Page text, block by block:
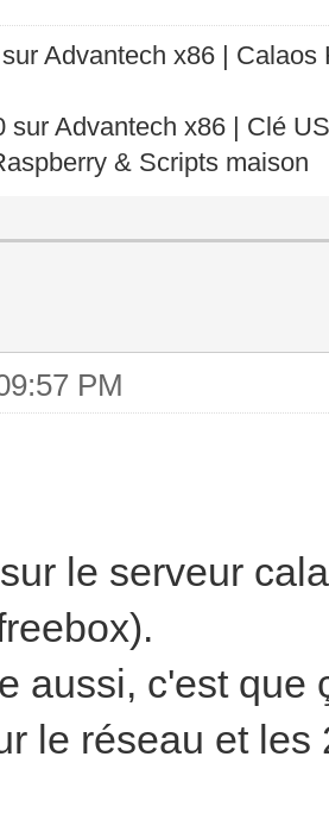
Advantech x86 |
sur Advantech x86 | Clé
& Scripts maison
PM
le serveur
aussi, c'est que
le réseau et